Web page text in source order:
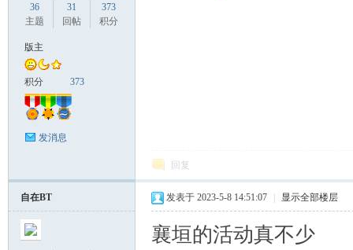
36
主题
31
回帖
373
积分
版主
积分 373
发消息
回复
自在BT 发表于 2023-5-8 14:51:07 显示全部楼层
襄垣的活动真不少